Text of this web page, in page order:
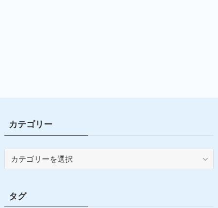
カテゴリー
ー
タグ